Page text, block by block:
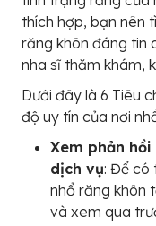
thích hợp, bạn nên
răng khôn đáng tin
nha sĩ thăm khám,
Dưới đây là 6 Tiêu
độ uy tín của nơi
Xem phản
dịch vụ: Để có
nhổ răng khôn
và xem qua